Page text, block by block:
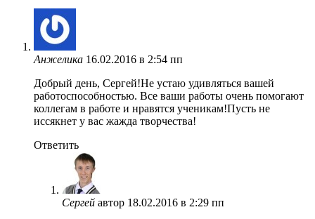
Анжелика 16.02.2016 в 2:54 пп
Добрый день, Сергей!Не устаю удивляться вашей
работоспособностью. Все ваши работы очень помогают
коллегам в работе и нравятся ученикам!Пусть не
иссякнет у вас жажда творчества!
Ответить
Сергей автор 18.02.2016 в 2:29 пп